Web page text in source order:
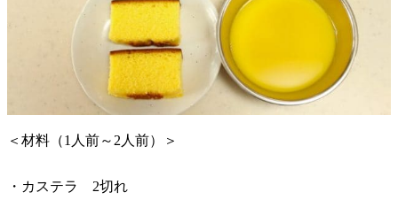
＜材料（1人前～2人前）＞
・カステラ 2切れ